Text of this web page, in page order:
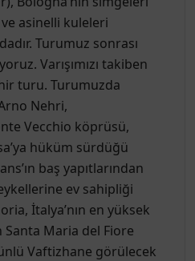
asinelli kuleleri
Turumuz sonrası
Varışımızı takiben
turu. Turumuzda
Nehri,
Vecchio köprüsü,
hüküm sürdüğü
baş yapıtlarından
ev sahipliği
İtalya’nın en yüksek
Maria del Fiore
Vaftizhane görülecek